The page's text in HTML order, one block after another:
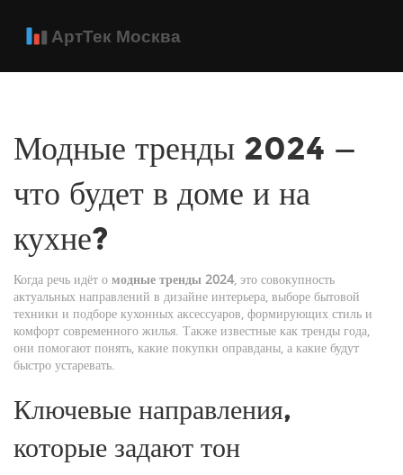
Модные тренды 2024 —
что будет в доме и на
кухне?
Когда речь идёт о модные тренды 2024, это совокупность
актуальных направлений в дизайне интерьера, выборе бытовой
техники и подборе кухонных аксессуаров, формирующих стиль и
комфорт современного жилья. Также известные как тренды года,
они помогают понять, какие покупки оправданы, а какие будут
быстро устаревать.
Ключевые направления,
которые задают тон